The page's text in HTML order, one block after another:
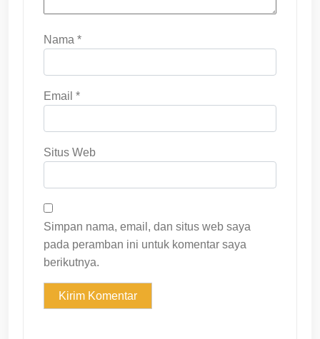
Nama *
Email *
Situs Web
Simpan nama, email, dan situs web saya
pada peramban ini untuk komentar saya
berikutnya.